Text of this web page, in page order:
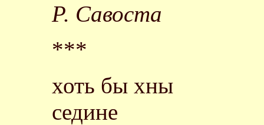
Р. Савоста
***
хоть бы хны
седине